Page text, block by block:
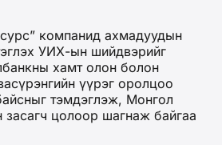
компанид ахмадуудын
УИХ-ын шийдвэрийг
хамт олон болон
үүрэг оролцоо
тэмдэглэж, Монгол
засагч цолоор шагнаж байгаа